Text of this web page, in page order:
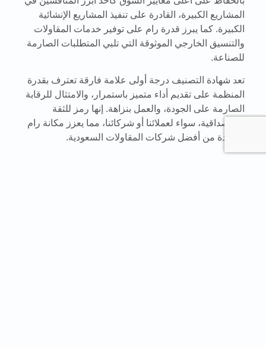
المشاريع الكبيرة، القادرة على تنفيذ المشاريع الإنشائية
الكبيرة. كما يبرز قدرة رام على توفير خدمات المقاولات
والتنسيق الخارجي الموثوقة التي تلبي المتطلبات الصارمة
للصناعة.
تعد شهادة التصنيف درجة أولى علامة فارقة تعترف بقدرة
المنظمة على تقديم أداء متميز باستمرار، والامتثال للرقابة
الصارمة على الجودة، والعمل بنزاهة. إنها رمز للثقة
والمصداقية، سواء لعملائنا أو شركائنا، مما يعزز مكانة رام
كواحدة من أفضل شركات المقاولات السعودية​.